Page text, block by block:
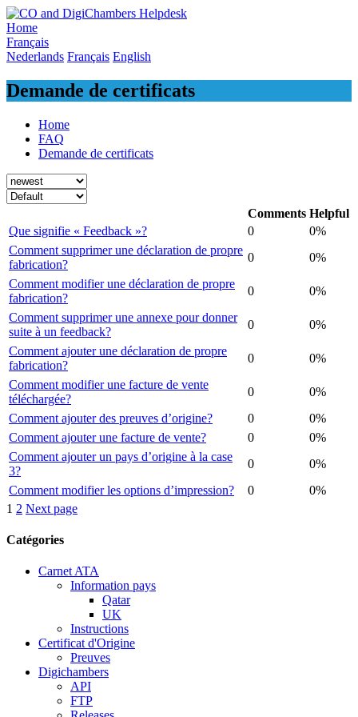
Skip
to
content
Home
Français
Nederlands Français English
Demande de certificats
Home
FAQ
Demande de certificats
Comments Helpful
Que signifie « Feedback »?
0
0%
Comment supprimer une déclaration de propre
fabrication?
0
0%
Comment modifier une déclaration de propre
fabrication?
0
0%
Comment supprimer une annexe pour donner
suite à un feedback?
0
0%
Comment ajouter une déclaration de propre
fabrication?
0
0%
Comment modifier une facture de vente
téléchargée?
0
0%
Comment ajouter des preuves d’origine?
0
0%
Comment ajouter une facture de vente?
0
0%
Comment ajouter un pays d’origine à la case
3?
0
0%
Comment modifier les options d’impression?
0 0%
Posts
navigation
1 2 Next page
Catégories
Carnet ATA
Information pays
Qatar
UK
Instructions
Certificat d'Origine
Preuves
Digichambers
API
FTP